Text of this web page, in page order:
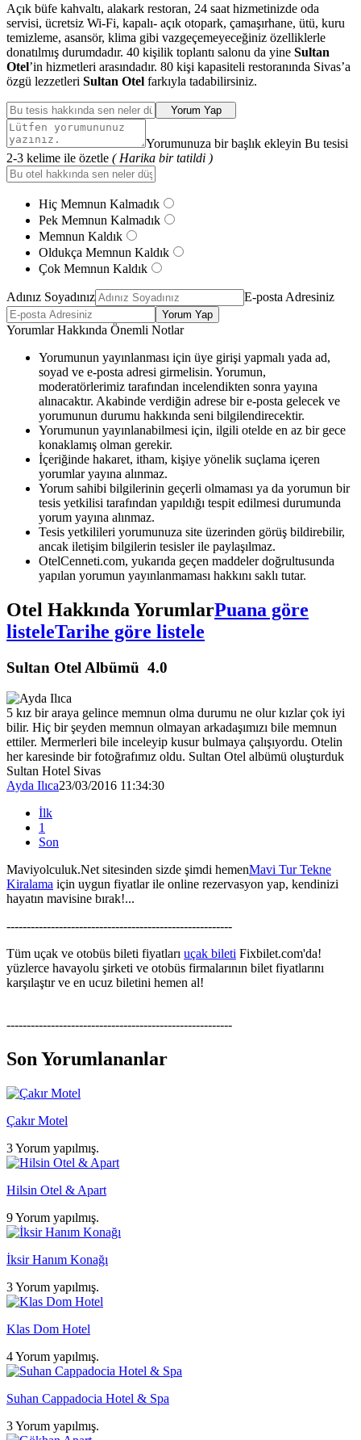
Açık büfe kahvaltı, alakark restoran, 24 saat hizmetinizde oda
servisi, ücretsiz Wi-Fi, kapalı- açık otopark, çamaşırhane, ütü, kuru
temizleme, asansör, klima gibi vazgeçemeyeceğiniz özelliklerle
donatılmış durumdadır. 40 kişilik toplantı salonu da yine Sultan
Otel’in hizmetleri arasındadır. 80 kişi kapasiteli restoranında Sivas’a
özgü lezzetleri Sultan Otel farkıyla tadabilirsiniz.
Yorum Yap
Yorumunuza bir başlık ekleyin Bu tesisi
2-3 kelime ile özetle ( Harika bir tatildi )
Hiç Memnun Kalmadık
Pek Memnun Kalmadık
Memnun Kaldık
Oldukça Memnun Kaldık
Çok Memnun Kaldık
Adınız Soyadınız E-posta Adresiniz
Yorum Yap
Yorumlar Hakkında Önemli Notlar
Yorumunun yayınlanması için üye girişi yapmalı yada ad,
soyad ve e-posta adresi girmelisin. Yorumun,
moderatörlerimiz tarafından incelendikten sonra yayına
alınacaktır. Akabinde verdiğin adrese bir e-posta gelecek ve
yorumunun durumu hakkında seni bilgilendirecektir.
Yorumunun yayınlanabilmesi için, ilgili otelde en az bir gece
konaklamış olman gerekir.
İçeriğinde hakaret, itham, kişiye yönelik suçlama içeren
yorumlar yayına alınmaz.
Yorum sahibi bilgilerinin geçerli olmaması ya da yorumun bir
tesis yetkilisi tarafından yapıldığı tespit edilmesi durumunda
yorum yayına alınmaz.
Tesis yetkilileri yorumunuza site üzerinden görüş bildirebilir,
ancak iletişim bilgilerin tesisler ile paylaşılmaz.
OtelCenneti.com, yukarıda geçen maddeler doğrultusunda
yapılan yorumun yayınlanmaması hakkını saklı tutar.
Otel Hakkında YorumlarPuana göre
listeleTarihe göre listele
Sultan Otel Albümü 4.0
5 kız bir araya gelince memnun olma durumu ne olur kızlar çok iyi
bilir. Hiç bir şeyden memnun olmayan arkadaşımızı bile memnun
ettiler. Mermerleri bile inceleyip kusur bulmaya çalışıyordu. Otelin
her karesinde bir fotoğrafımız oldu. Sultan Otel albümü oluşturduk
Sultan Hotel Sivas
Ayda Ilıca23/03/2016 11:34:30
İlk
1
Son
Maviyolculuk.Net sitesinden sizde şimdi hemenMavi Tur Tekne
Kiralama için uygun fiyatlar ile online rezervasyon yap, kendinizi
hayatın mavisine bırak!...
--------------------------------------------------------
Tüm uçak ve otobüs bileti fiyatları uçak bileti Fixbilet.com'da!
yüzlerce havayolu şirketi ve otobüs firmalarının bilet fiyatlarını
karşılaştır ve en ucuz biletini hemen al!
--------------------------------------------------------
Son Yorumlananlar
Çakır Motel
3 Yorum yapılmış.
Hilsin Otel & Apart
9 Yorum yapılmış.
İksir Hanım Konağı
3 Yorum yapılmış.
Klas Dom Hotel
4 Yorum yapılmış.
Suhan Cappadocia Hotel & Spa
3 Yorum yapılmış.